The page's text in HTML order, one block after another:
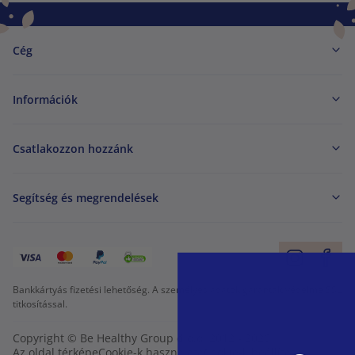
Cég
Információk
Csatlakozzon hozzánk
Segítség és megrendelések
Bankkártyás fizetési lehetőség. A személyes adatok garantált védelme SSL
titkosítással.
Copyright © Be Healthy Group d.o.o. 2012 - 2026